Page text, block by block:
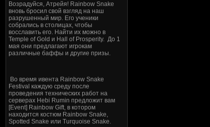
Возрадуйся, Атрейя! Rainbow Snake
вновь бросил свой взгляд на наш
разрушенный мир. Его ученики
собрались в столицах, чтобы
восславить его. Найти их можно в
Temple of Gold и Hall of Prosperity. До 1
мая они предлагают игрокам
различные баффы и другие призы.
Во время ивента Rainbow Snake
Festival каждую среду после
проведения технических работ на
серверах Hebi Rumin предложит вам
[Event] Rainbow Gift, в котором
находится костюм Rainbow Snake,
Spotted Snake или Turquoise Snake.